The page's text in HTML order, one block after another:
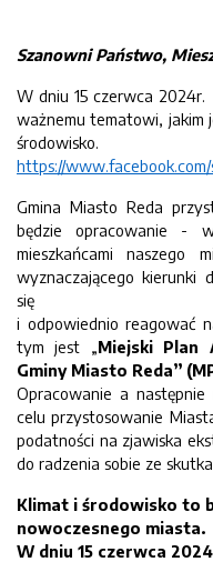
Szanowni Państwo,
W dniu 15 czerwca 2024r.
ważnemu tematowi, jakim
środowisko.
https://
Gmina Miasto Reda
będzie opracowanie -
mieszkańcami naszego
wyznaczającego kierunki
się
i odpowiednio reagować
tym jest „Miejski Plan
Gminy Miasto Reda”
Opracowanie a
celu przystosowanie
podatności na zjawiska
do radzenia sobie ze
Klimat i środowisko to
nowoczesnego miasta.
W dniu 15 czerwca